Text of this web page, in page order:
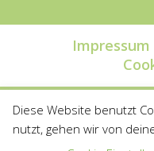
Impressum
@
Diese Website benutzt
nutzt, gehen wir von